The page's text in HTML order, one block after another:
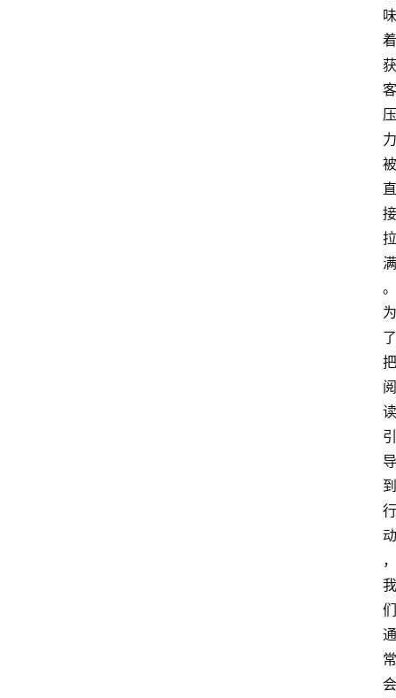
味
着
获
客
压
力
被
直
接
拉
满
。
为
了
把
阅
读
引
导
到
行
动
，
我
们
通
常
会